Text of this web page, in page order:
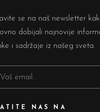
se na naš newsletter
dobijali najnovije
i sadržaje iz našeg sveta.
NAS NA